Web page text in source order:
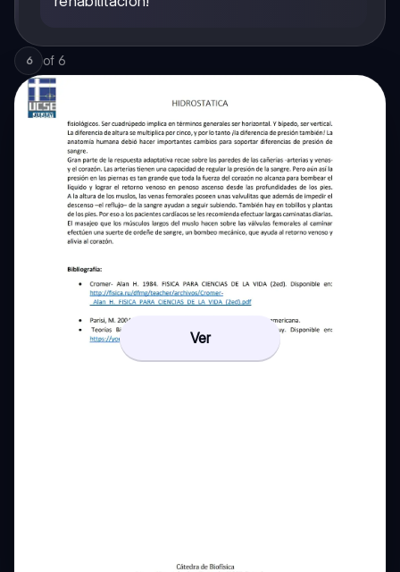
6 of 6
Ver